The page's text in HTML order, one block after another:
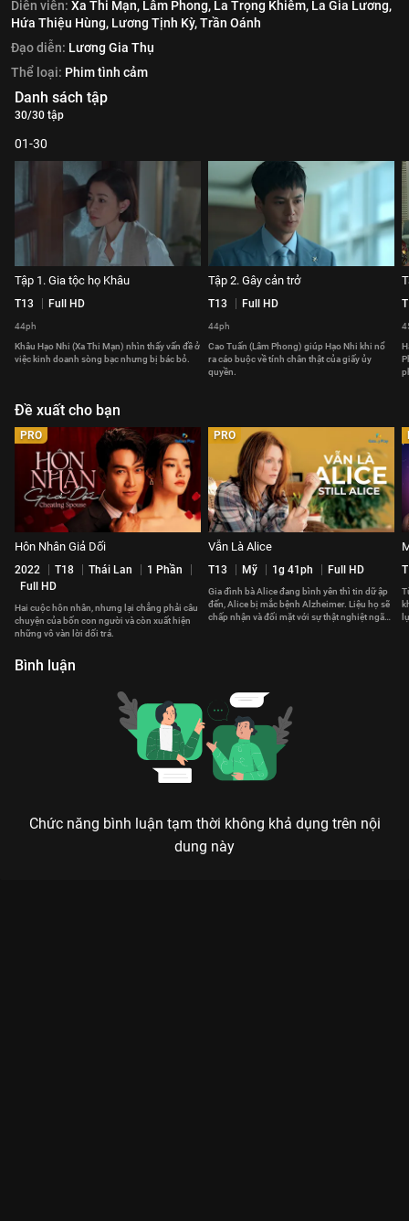
Diễn viên: Xa Thi Mạn, Lâm Phong, La Trọng Khiêm, La Gia Lương,
Hứa Thiệu Hùng, Lương Tịnh Kỳ,Trần Oánh
Đạo diễn: Lương Gia Thụ
Thể loại: Phim tình cảm
Danh sách tập
30/30 tập
01-30
Tập 1. Gia tộc họ Khâu
T13 Full HD
44ph
Khâu Hạo Nhi (Xa Thi Mạn) nhìn thấy vấn đề ở
việc kinh doanh sòng bạc nhưng bị bác bỏ.
Tập 2. Gây cản trở
T13 Full HD
44ph
Cao Tuấn (Lâm Phong) giúp Hạo Nhi khi nổ
ra cáo buộc về tính chân thật của giấy ủy
quyền.
Đề xuất cho bạn
PRO
Hôn Nhân Giả Dối
2022 T18 Thái Lan
1 Phần
Full HD
Hai cuộc hôn nhân, nhưng lại chẳng phải câu
chuyện của bốn con người và còn xuất hiện
những vô vàn lời dối trá.
PRO
Vẫn Là Alice
T13 Mỹ 1g 41ph Full HD
Gia đình bà Alice đang bình yên thì tin dữ ập
đến, Alice bị mắc bệnh Alzheimer. Liệu họ sẽ
chấp nhận và đối mặt với sự thật nghiệt ngã
Bình luận
Chức năng bình luận tạm thời không khả dụng trên nội
dung này